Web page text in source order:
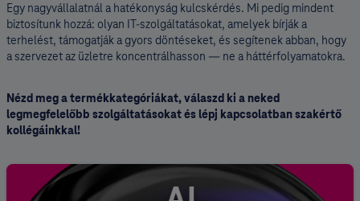
Egy nagyvállalatnál a hatékonyság kulcskérdés. Mi pedig mindent
biztosítunk hozzá: olyan IT-szolgáltatásokat, amelyek bírják a
terhelést, támogatják a gyors döntéseket, és segítenek abban, hogy
a szervezet az üzletre koncentrálhasson — ne a háttérfolyamatokra.
Nézd meg a termékkategóriákat, válaszd ki a neked
legmegfelelőbb szolgáltatásokat és lépj kapcsolatban szakértő
kollégáinkkal!